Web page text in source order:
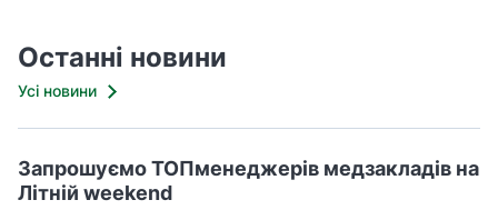
Останні новини
Усі новини
Запрошуємо ТОПменеджерів медзакладів на
Літній weekend